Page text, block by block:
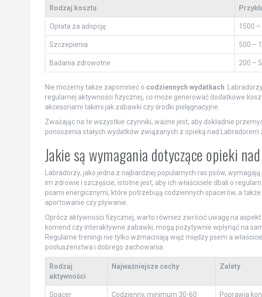
Rodzaj kosztu
Opłata za adopcję 1500 –
Szczepienia 500 –
Badania zdrowotne 200 –
Nie możemy także zapomnieć o codziennych wydatkach .
regularnej aktywności fizycznej, co może generować dodatkowe
akcesoriami takimi jak zabawki czy środki pielęgnacyjne.
Zważając na te wszystkie czynniki, ważne jest, aby dokładnie
ponoszenia stałych wydatków związanych z opieką nad Labradorem
Jakie są wymagania dotyczące opieki
Labradorzy, jako jedna z najbardziej popularnych ras psów,
im zdrowie i szczęście, istotne jest, aby ich właściciele dbali o
psami energicznymi, które potrzebują codziennych spacerów, a
aportowanie czy pływanie.
Oprócz aktywności fizycznej, warto również zwrócić uwagę na
komend czy interaktywne zabawki, mogą pozytywnie wpłynąć na
Regularne treningi nie tylko wzmacniają więź między psem a
posłuszeństwa i dobrego zachowania.
Rodzaj
aktywności
Najważniejsze cechy Zalety
Spacer
Codzienny, minimum 30-60
Poprawia